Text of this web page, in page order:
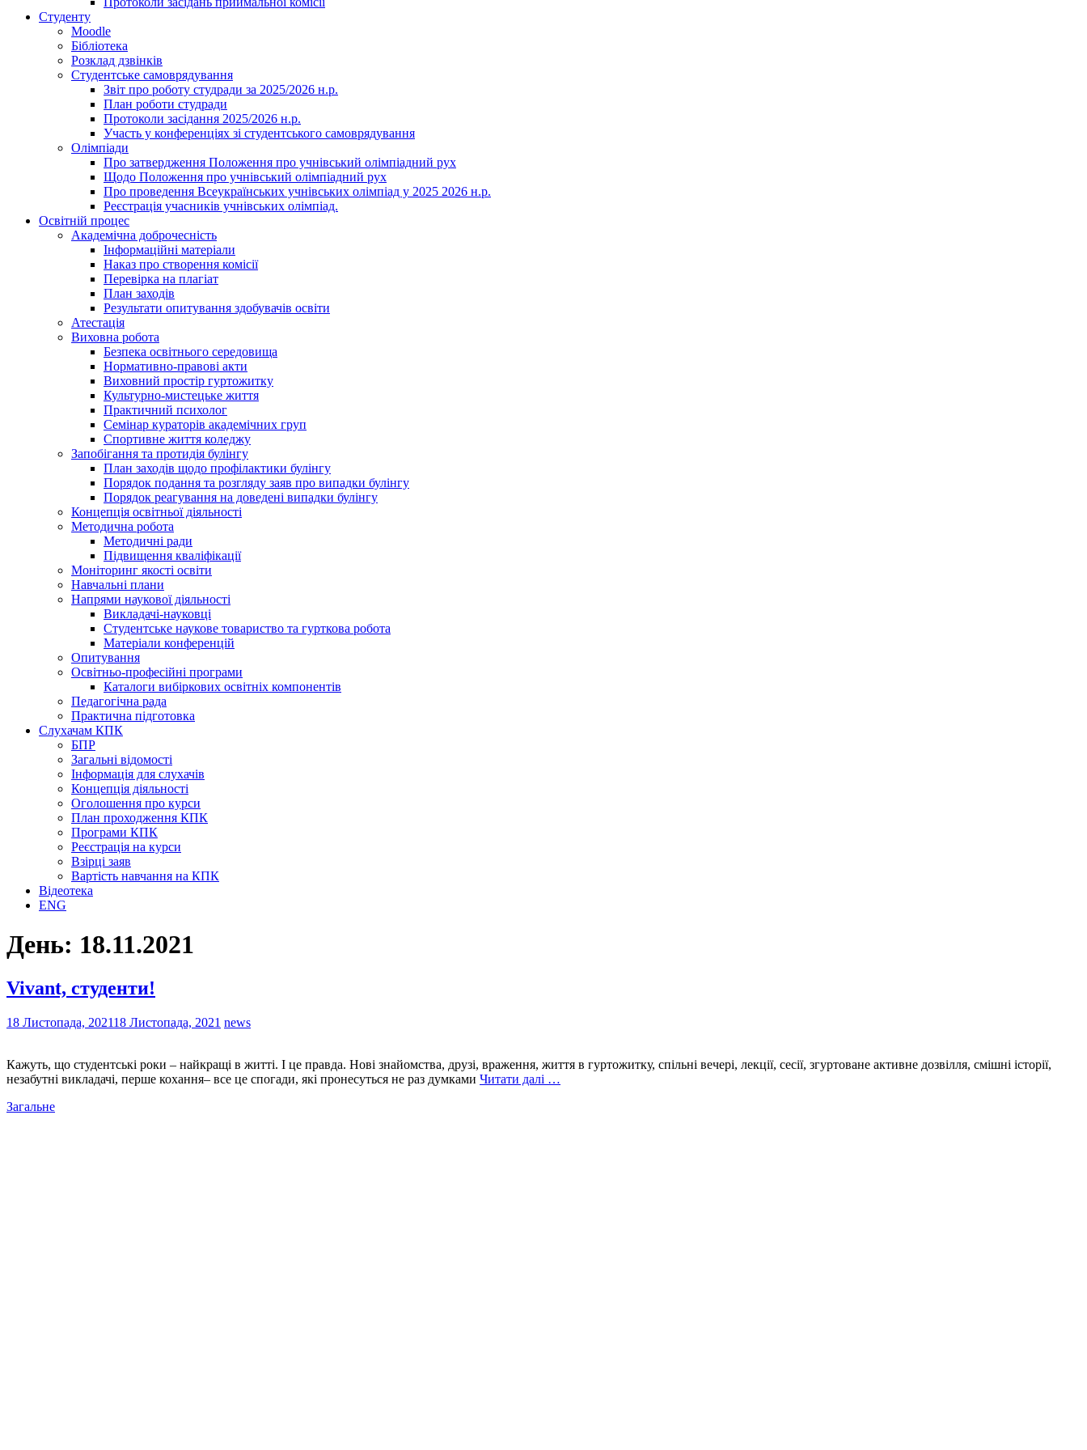
Студенту
Moodle
Бібліотека
Розклад дзвінків
Студентське самоврядування
Звіт про роботу студради за 2025/2026 н.р.
План роботи студради
Протоколи засідання 2025/2026 н.р.
Участь у конференціях зі студентського самоврядування
Олімпіади
Про затвердження Положення про учнівський олімпіадний рух
Щодо Положення про учнівський олімпіадний рух
Про проведення Всеукраїнських учнівських олімпіад у 2025 2026 н.р.
Реєстрація учасників учнівських олімпіад.
Освітній процес
Академічна доброчесність
Інформаційні матеріали
Наказ про створення комісії
Перевірка на плагіат
План заходів
Результати опитування здобувачів освіти
Атестація
Виховна робота
Безпека освітнього середовища
Нормативно-правові акти
Виховний простір гуртожитку
Культурно-мистецьке життя
Практичний психолог
Семінар кураторів академічних груп
Спортивне життя коледжу
Запобігання та протидія булінгу
План заходів щодо профілактики булінгу
Порядок подання та розгляду заяв про випадки булінгу
Порядок реагування на доведені випадки булінгу
Концепція освітньої діяльності
Методична робота
Методичні ради
Підвищення кваліфікації
Моніторинг якості освіти
Навчальні плани
Напрями наукової діяльності
Викладачі-науковці
Студентське наукове товариство та гурткова робота
Матеріали конференцій
Опитування
Освітньо-професійні програми
Каталоги вибіркових освітніх компонентів
Педагогічна рада
Практична підготовка
Слухачам КПК
БПР
Загальні відомості
Інформація для слухачів
Концепція діяльності
Оголошення про курси
План проходження КПК
Програми КПК
Реєстрація на курси
Взірці заяв
Вартість навчання на КПК
Відеотека
ENG
День: 18.11.2021
Vivant, студенти!
18 Листопада, 202118 Листопада, 2021 news
Кажуть, що студентські роки – найкращі в житті. І це правда. Нові знайомства, друзі, враження, життя в гуртожитку, спільні вечері, лекції, сесії, згуртоване активне дозвілля, смішні історії,
незабутні викладачі, перше кохання– все це спогади, які пронесуться не раз думками Читати далі …
Загальне